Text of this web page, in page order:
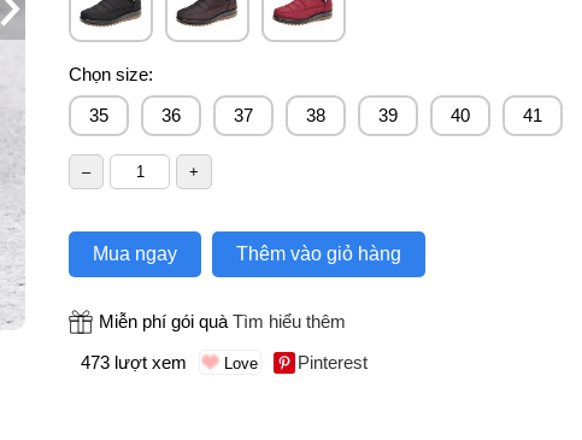
Chọn size:
35
36 37 38 39 40 41
Mua ngay Thêm vào giỏ hàng
Miễn phí gói quàTìm hiểu thêm
473 lượt xem
Pinterest